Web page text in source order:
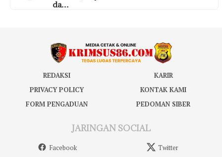
da…
REDAKSI
KARIR
PRIVACY POLICY
KONTAK KAMI
FORM PENGADUAN
PEDOMAN SIBER
JARINGAN SOCIAL
Facebook Twitter